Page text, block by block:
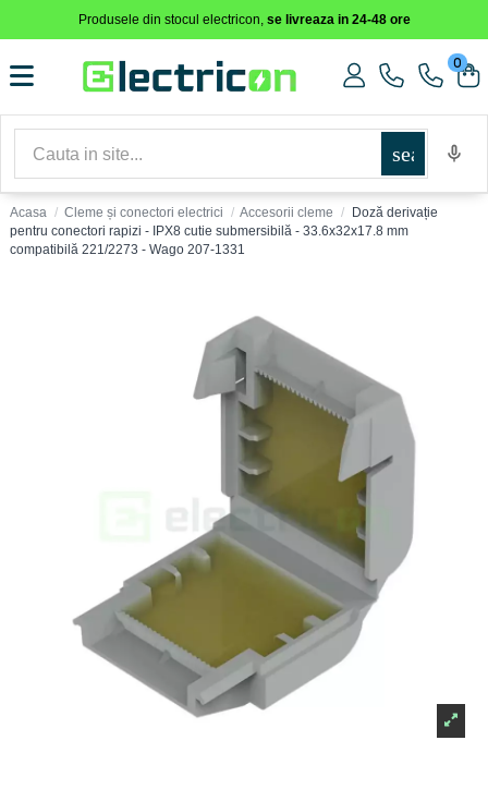
Produsele din stocul electricon, se livreaza in 24-48 ore
0
search
Acasa Cleme și conectori electrici Accesorii cleme
Doză derivație
pentru conectori rapizi - IPX8 cutie submersibilă - 33.6x32x17.8 mm
compatibilă 221/2273 - Wago 207-1331